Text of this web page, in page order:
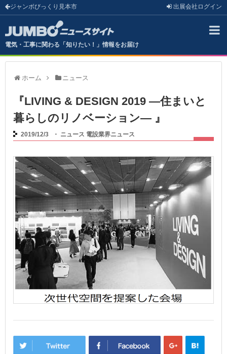
ジャンボびっくり見本市 出展会社 ログイン
電気・工事に関わる「知りたい！」情報をお届け
ホーム ニュース
『LIVING & DESIGN 2019 ―住まいと
暮らしのリノベーション― 』
2019/12/3 ・ ニュース 電設業界ニュース